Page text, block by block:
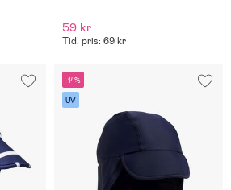
59 kr
Tid. pris: 69 kr
-14%
UV